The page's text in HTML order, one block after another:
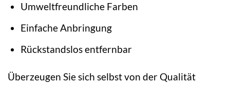
Umweltfreundliche Farben
Einfache Anbringung
Rückstandslos entfernbar
Überzeugen Sie sich selbst von der Qualität